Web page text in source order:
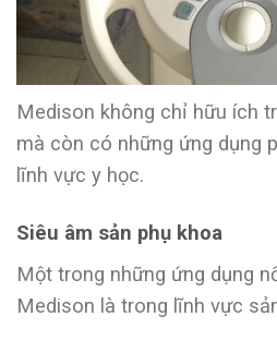
Medison không chỉ hữu ích
mà còn có những ứng dụng
lĩnh vực y học.
Siêu âm sản phụ khoa
Một trong những ứng dụng
Medison là trong lĩnh vực